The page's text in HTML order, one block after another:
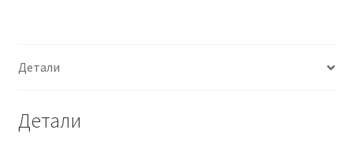
Детали
Детали